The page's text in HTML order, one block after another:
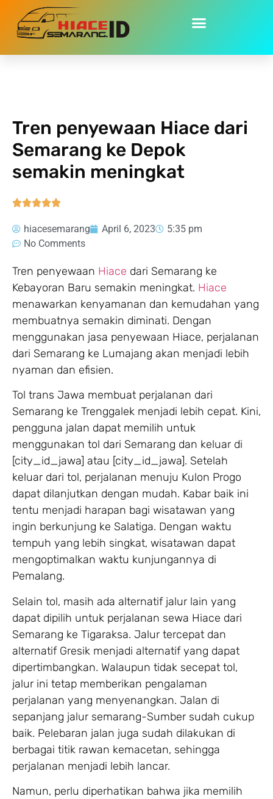
Home»Tren penyewaan Hiace dari Semarang ke Depok
Tren penyewaan Hiace dari
Semarang ke Depok
semakin meningkat

hiacesemarang April 6, 2023
5:35 pm
No Comments
Tren penyewaan Hiace dari Semarang ke
Kebayoran Baru semakin meningkat. Hiace
menawarkan kenyamanan dan kemudahan yang
membuatnya semakin diminati. Dengan
menggunakan jasa penyewaan Hiace, perjalanan
dari Semarang ke Lumajang akan menjadi lebih
nyaman dan efisien.
Tol trans Jawa membuat perjalanan dari
Semarang ke Trenggalek menjadi lebih cepat. Kini,
pengguna jalan dapat memilih untuk
menggunakan tol dari Semarang dan keluar di
[city_id_jawa] atau [city_id_jawa]. Setelah
keluar dari tol, perjalanan menuju Kulon Progo
dapat dilanjutkan dengan mudah. Kabar baik ini
tentu menjadi harapan bagi wisatawan yang
ingin berkunjung ke Salatiga. Dengan waktu
tempuh yang lebih singkat, wisatawan dapat
mengoptimalkan waktu kunjungannya di
Pemalang.
Selain tol, masih ada alternatif jalur lain yang
dapat dipilih untuk perjalanan sewa Hiace dari
Semarang ke Tigaraksa. Jalur tercepat dan
alternatif Gresik menjadi alternatif yang dapat
dipertimbangkan. Walaupun tidak secepat tol,
jalur ini tetap memberikan pengalaman
perjalanan yang menyenangkan. Jalan di
sepanjang jalur semarang-Sumber sudah cukup
baik. Pelebaran jalan juga sudah dilakukan di
berbagai titik rawan kemacetan, sehingga
perjalanan menjadi lebih lancar.
Namun, perlu diperhatikan bahwa jika memilih